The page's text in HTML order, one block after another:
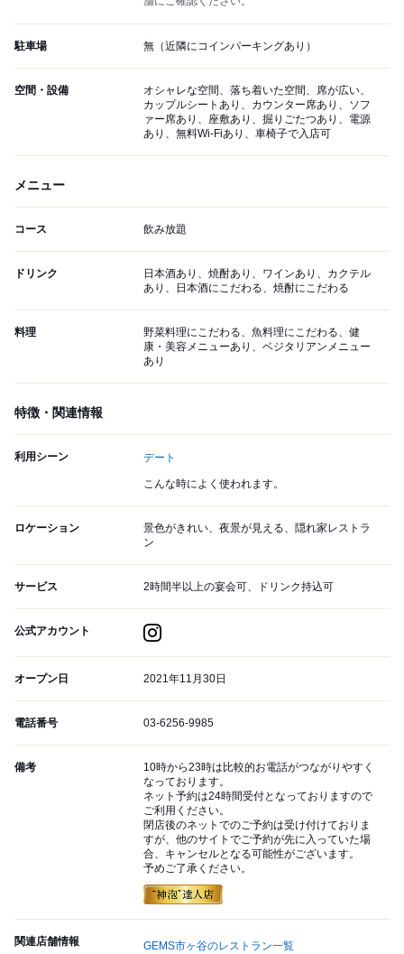
駐車場 無（近隣にコインパーキングあり）
空間・設備
オシャレな空間、落ち着いた空間、席が広い、
カップルシートあり、カウンター席あり、ソフ
ァー席あり、座敷あり、掘りごたつあり、電源
あり、無料Wi-Fiあり、車椅子で入店可
メニュー
コース 飲み放題
ドリンク
日本酒あり、焼酎あり、ワインあり、カクテル
あり、日本酒にこだわる、焼酎にこだわる
料理
野菜料理にこだわる、魚料理にこだわる、健
康・美容メニューあり、ベジタリアンメニュー
あり
特徴・関連情報
利用シーン デート
こんな時によく使われます。
ロケーション
景色がきれい、夜景が見える、隠れ家レストラ
ン
サービス 2時間半以上の宴会可、ドリンク持込可
公式アカウント
オープン日 2021年11月30日
電話番号 03-6256-9985
備考
10時から23時は比較的お電話がつながりやすく
なっております。
ネット予約は24時間受付となっておりますので
ご利用ください。
閉店後のネットでのご予約は受け付けておりま
すが、他のサイトでご予約が先に入っていた場
合、キャンセルとなる可能性がございます。
予めご了承ください。
関連店舗情報 GEMS市ヶ谷のレストラン一覧